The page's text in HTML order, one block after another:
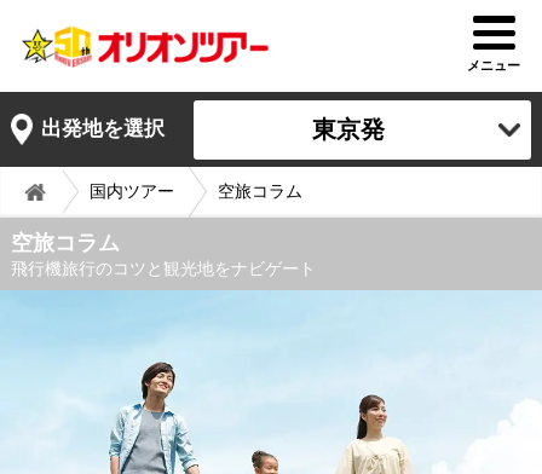
メニュー
出発地を選択 東京発
国内ツアー 空旅コラム
空旅コラム
飛行機旅行のコツと観光地をナビゲート